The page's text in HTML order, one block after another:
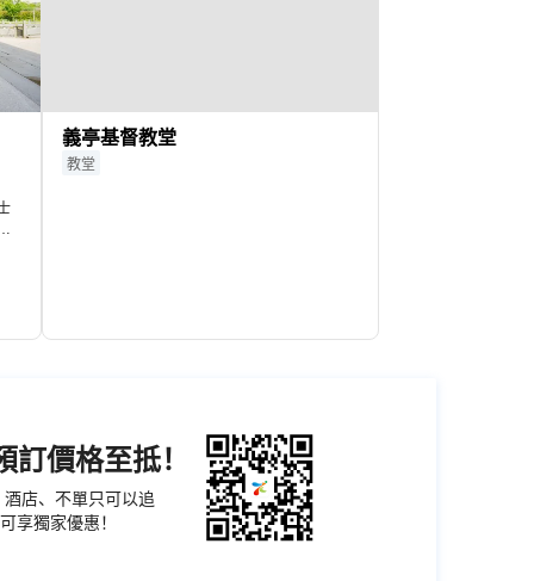
義亭基督教堂
教堂
價格至抵！
店、不單只可以追
享獨家優惠！